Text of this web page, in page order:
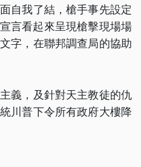
自我了結，槍手事先設定
言看起來呈現槍擊現場場
字，在聯邦調查局的協助
義，及針對天主教徒的仇
川普下令所有政府大樓降